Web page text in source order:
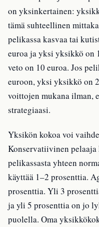
on yksinkertainen:
tämä suhteellinen
pelikassa kasvaa tai
euroa ja yksi yksikkö on
veto on 10 euroa. Jos
euroon, yksi yksikkö on
voittojen mukana ilman,
strategiaasi.
Yksikön kokoa voi
Konservatiivinen
pelikassasta yhteen
käyttää 1–2 prosenttia.
prosenttia. Yli 3
ja yli 5 prosenttia on jo
puolella. Oma